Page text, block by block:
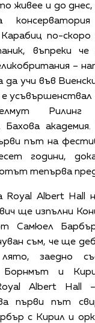
живее и до
по-скоро
въпреки
–
да учи във
е
Бахова
път на
години,
тепърва
Royal Albert Hall
ще изпълни
Самюел
съм, че ще
заедно
Борнмът и
Albert Hall
първи път
с Кирил и